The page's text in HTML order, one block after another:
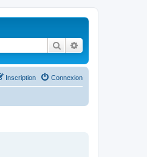
Rechercher
Connexion
Inscription